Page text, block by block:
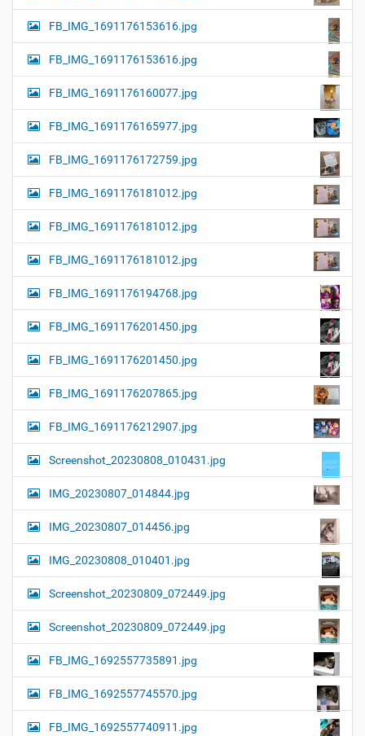
FB_IMG_1691176153616.jpg
FB_IMG_1691176153616.jpg
FB_IMG_1691176160077.jpg
FB_IMG_1691176165977.jpg
FB_IMG_1691176172759.jpg
FB_IMG_1691176181012.jpg
FB_IMG_1691176181012.jpg
FB_IMG_1691176181012.jpg
FB_IMG_1691176194768.jpg
FB_IMG_1691176201450.jpg
FB_IMG_1691176201450.jpg
FB_IMG_1691176207865.jpg
FB_IMG_1691176212907.jpg
Screenshot_20230808_010431.jpg
IMG_20230807_014844.jpg
IMG_20230807_014456.jpg
IMG_20230808_010401.jpg
Screenshot_20230809_072449.jpg
Screenshot_20230809_072449.jpg
FB_IMG_1692557735891.jpg
FB_IMG_1692557745570.jpg
FB_IMG_1692557740911.jpg